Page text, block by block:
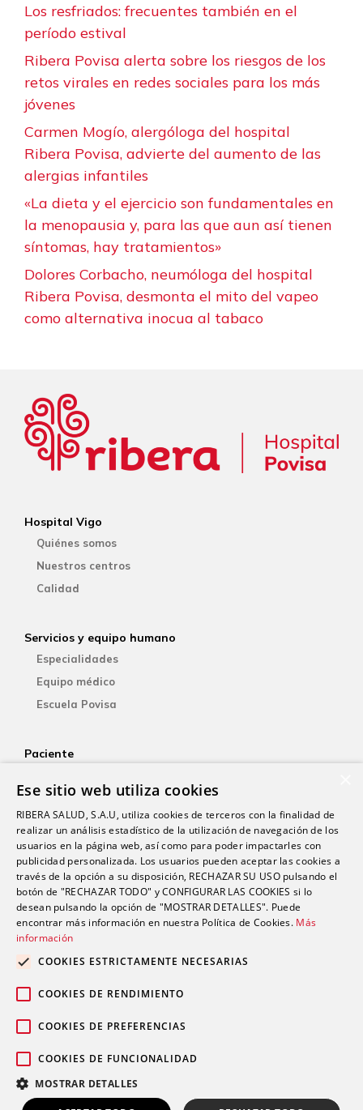
Los resfriados: frecuentes también en el
período estival
Ribera Povisa alerta sobre los riesgos de los
retos virales en redes sociales para los más
jóvenes
Carmen Mogío, alergóloga del hospital
Ribera Povisa, advierte del aumento de las
alergias infantiles
«La dieta y el ejercicio son fundamentales en
la menopausia y, para las que aun así tienen
síntomas, hay tratamientos»
Dolores Corbacho, neumóloga del hospital
Ribera Povisa, desmonta el mito del vapeo
como alternativa inocua al tabaco
Hospital Vigo
Quiénes somos
Nuestros centros
Calidad
Servicios y equipo humano
Especialidades
Equipo médico
Escuela Povisa
Paciente
YOsalud
Atención al paciente
Guía del paciente
Consentimiento informado
Paciente internacional
Investigación
Actualidad
Fondos públicos
Contacto
Ese sitio web utiliza cookies
RIBERA SALUD, S.A.U, utiliza cookies de terceros con la finalidad de
realizar un análisis estadístico de la utilización de navegación de los
usuarios en la página web, así como para poder impactarles con
publicidad personalizada. Los usuarios pueden aceptar las cookies a
través de la opción a su disposición, RECHAZAR SU USO pulsando el
botón de "RECHAZAR TODO" y CONFIGURAR LAS COOKIES si lo
desean pulsando la opción de "MOSTRAR DETALLES". Puede
encontrar más información en nuestra Política de Cookies. Más
información
COOKIES ESTRICTAMENTE NECESARIAS
COOKIES DE RENDIMIENTO
COOKIES DE PREFERENCIAS
COOKIES DE FUNCIONALIDAD
MOSTRAR DETALLES